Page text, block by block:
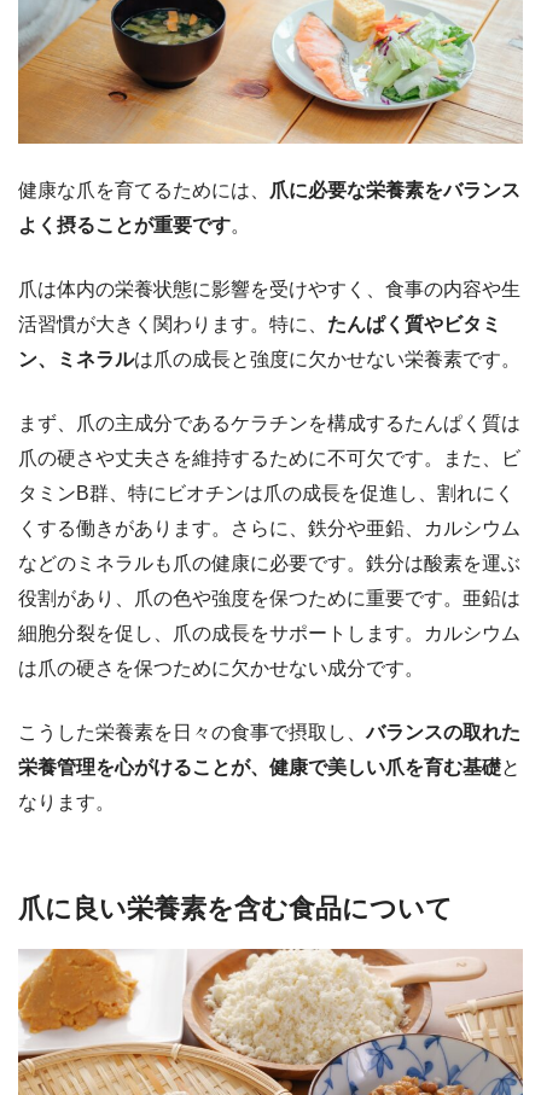
健康な爪を育てるためには、
爪に必要な栄養素をバランス
よく摂ることが重要です。
爪は体内の栄養状態に影響を受けやすく、食事の内容や生
活習慣が大きく関わります。特に、 たんぱく質やビタミ
ン、ミネラルは爪の成長と強度に欠かせない栄養素です。
まず、爪の主成分であるケラチンを構成するたんぱく質は
爪の硬さや丈夫さを維持するために不可欠です。また、ビ
タミンB群、特にビオチンは爪の成長を促進し、割れにく
くする働きがあります。さらに、鉄分や亜鉛、カルシウム
などのミネラルも爪の健康に必要です。鉄分は酸素を運ぶ
役割があり、爪の色や強度を保つために重要です。亜鉛は
細胞分裂を促し、爪の成長をサポートします。カルシウム
は爪の硬さを保つために欠かせない成分です。
こうした栄養素を日々の食事で摂取し、バランスの取れた
栄養管理を心がけることが、健康で美しい爪を育む基礎と
なります。
爪に良い栄養素を含む食品について